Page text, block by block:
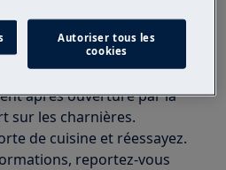
la porte d'un lave-
sans ferrures de
se ferme
après ouverture par la
sur les charnières.
de cuisine et réessayez.
reportez-vous
Autoriser tous les
cookies